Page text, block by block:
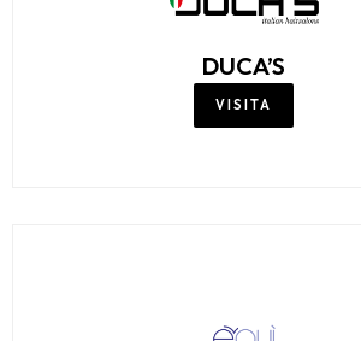
DUCA’S
VISITA